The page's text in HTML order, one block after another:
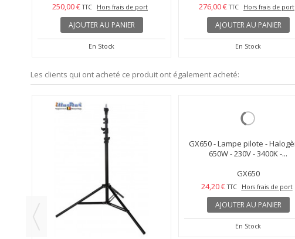
250,00 € TTC Hors frais de port
AJOUTER AU PANIER
En Stock
276,00 € TTC Hors frais de port
AJOUTER AU PANIER
En Stock
Les clients qui ont acheté ce produit ont également acheté: